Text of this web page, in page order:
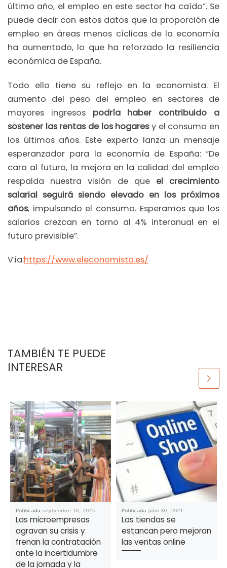
último año, el empleo en este sector ha caído”. Se
puede decir con estos datos que la proporción de
empleo en áreas menos cíclicas de la economía
ha aumentado, lo que ha reforzado la resiliencia
económica de España.
Todo ello tiene su reflejo en la economista. El
aumento del peso del empleo en sectores de
mayores ingresos podría haber contribuido a
sostener las rentas de los hogares y el consumo en
los últimos años. Este experto lanza un mensaje
esperanzador para la economía de España: “De
cara al futuro, la mejora en la calidad del empleo
respalda nuestra visión de queel crecimiento
salarial seguirá siendo elevado en los próximos
años, impulsando el consumo. Esperamos que los
salarios crezcan en torno al 4% interanual en el
futuro previsible”.
V:ia:https://www.eleconomista.es/
TAMBIÉN TE PUEDE
INTERESAR
Publicada septiembre 10, 2025
Las microempresas
agravan su crisis y
frenan la contratación
ante la incertidumbre
de la jornada y la
Publicada julio 30, 2021
Las tiendas se
estancan pero mejoran
las ventas online